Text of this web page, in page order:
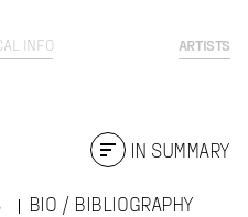
INFO ARTISTS
BIO / BIBLIOGRAPHY
IN SUMMARY